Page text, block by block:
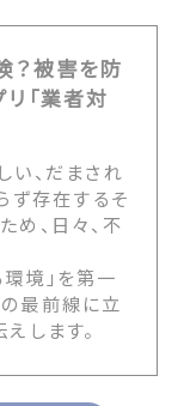
？被害を防
「業者対
い、だまされ
ず存在するそ
め、日々、不
境」を第一
最前線に立
します。